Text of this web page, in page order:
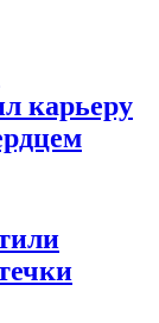
карьеру